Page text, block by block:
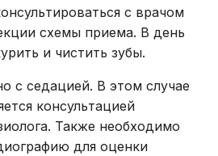
с врачом
схемы приема. В день
и чистить зубы.
с седацией. В этом случае
консультацией
Также необходимо
для оценки